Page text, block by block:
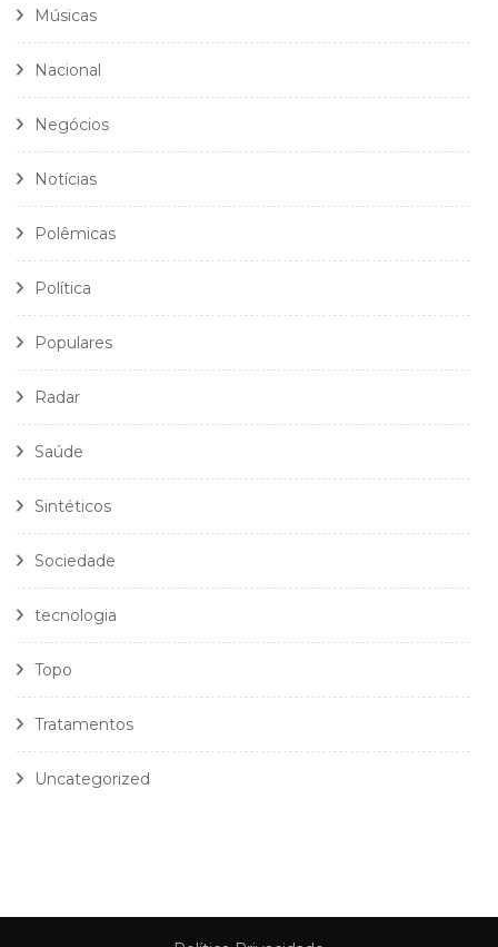
Músicas
Nacional
Negócios
Notícias
Polêmicas
Política
Populares
Radar
Saúde
Sintéticos
Sociedade
tecnologia
Topo
Tratamentos
Uncategorized